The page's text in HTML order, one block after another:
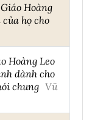
Hoàng
họ cho
Hoàng Leo
dành cho
chung Vũ